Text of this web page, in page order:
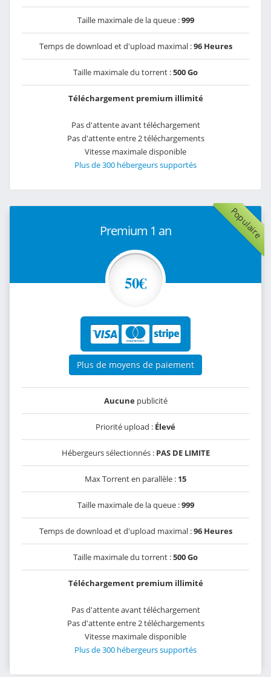
Taille maximale de la queue :999
Temps de download et d'upload maximal :96 Heures
Taille maximale du torrent :500 Go
Téléchargement premium illimité
Pas d'attente avant téléchargement
Pas d'attente entre 2 téléchargements
Vitesse maximale disponible
Plus de 300 hébergeurs supportés
Populaire
Premium 1 an
50€
Plus de moyens de paiement
Aucunepublicité
Priorité upload : Élevé
Hébergeurs sélectionnés : PAS DE LIMITE
Max Torrent en parallèle : 15
Taille maximale de la queue :999
Temps de download et d'upload maximal :96 Heures
Taille maximale du torrent :500 Go
Téléchargement premium illimité
Pas d'attente avant téléchargement
Pas d'attente entre 2 téléchargements
Vitesse maximale disponible
Plus de 300 hébergeurs supportés